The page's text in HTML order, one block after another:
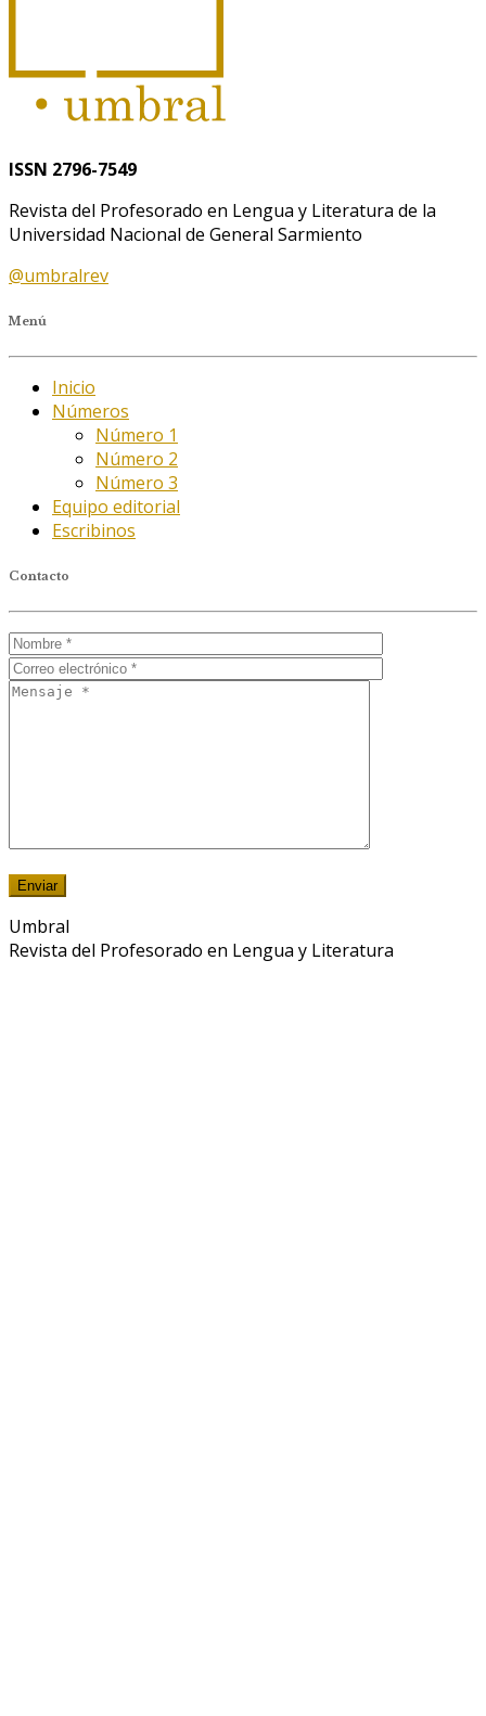
ISSN 2796-7549
Revista del Profesorado en Lengua y Literatura de la
Universidad Nacional de General Sarmiento
@umbralrev
Menú
Inicio
Números
Número 1
Número 2
Número 3
Equipo editorial
Escribinos
Contacto
Umbral
Revista del Profesorado en Lengua y Literatura